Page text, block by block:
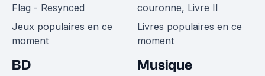
Flag - Resynced
Jeux populaires en ce
moment
couronne, Livre II
Livres populaires en ce
moment
BD Musique